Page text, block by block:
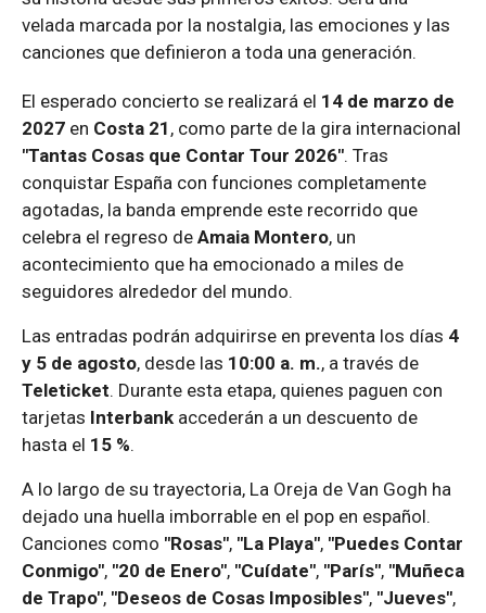
velada marcada por la nostalgia, las emociones y las
canciones que definieron a toda una generación.
El esperado concierto se realizará el 14 de marzo de
2027 en Costa 21 , como parte de la gira internacional
"Tantas Cosas que Contar Tour 2026". Tras
conquistar España con funciones completamente
agotadas, la banda emprende este recorrido que
celebra el regreso de Amaia Montero, un
acontecimiento que ha emocionado a miles de
seguidores alrededor del mundo.
Las entradas podrán adquirirse en preventa los días 4
y 5 de agosto, desde las 10:00 a. m., a través de
Teleticket. Durante esta etapa, quienes paguen con
tarjetas Interbank accederán a un descuento de
hasta el 15 %.
A lo largo de su trayectoria, La Oreja de Van Gogh ha
dejado una huella imborrable en el pop en español.
Canciones como "Rosas", "La Playa", "Puedes Contar
Conmigo", "20 de Enero", "Cuídate", "París", "Muñeca
de Trapo", "Deseos de Cosas Imposibles", "Jueves",